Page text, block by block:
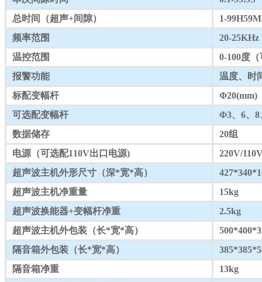
总时间（超声+间隙）
1-
频率范围
20-25KHz
温控范围
0-100度
报警功能
温度、时
标配变幅杆
Φ20(mm)
可选配变幅杆
Φ3、6、8
数据储存
20组
电源（可选配110V出口电源)
220V/
超声波主机外形尺寸（深*宽*高）
超声波主机净重量
15kg
超声波换能器+变幅杆净重
2.5kg
超声波主机外包装（长*宽*高）
隔音箱外包装（长*宽*高）
隔音箱净重
13kg